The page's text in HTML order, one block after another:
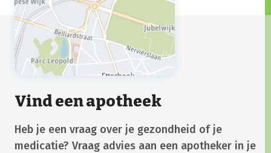
Vind een apotheek
Heb je een vraag over je gezondheid of je
medicatie? Vraag advies aan een apotheker in je